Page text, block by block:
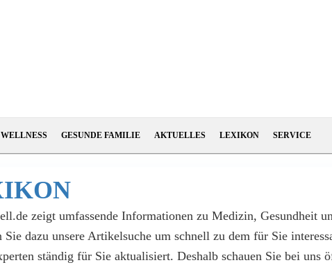
GESUNDE FAMILIE AKTUELLES LEXIKON SERVICE
zeigt umfassende Informationen zu Medizin, Gesundheit
dazu unsere Artikelsuche um schnell zu dem für Sie
ständig für Sie aktualisiert. Deshalb schauen Sie bei uns